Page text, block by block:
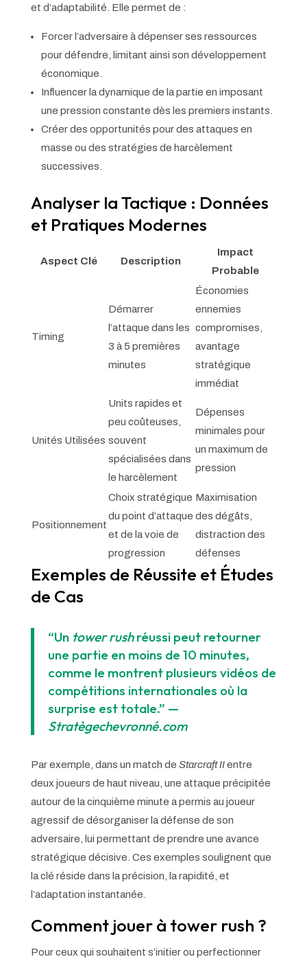
et d’adaptabilité. Elle permet de :
Forcer l’adversaire à dépenser ses ressources
pour défendre, limitant ainsi son développement
économique.
Influencer la dynamique de la partie en imposant
une pression constante dès les premiers instants.
Créer des opportunités pour des attaques en
masse ou des stratégies de harcèlement
successives.
Analyser la Tactique : Données
et Pratiques Modernes
Aspect Clé Description
Impact
Probable
Timing
Démarrer
l’attaque dans les
3 à 5 premières
minutes
Économies
ennemies
compromises,
avantage
stratégique
immédiat
Unités Utilisées
Units rapides et
peu coûteuses,
souvent
spécialisées dans
le harcèlement
Dépenses
minimales pour
un maximum de
pression
Positionnement
Choix stratégique
du point d’attaque
et de la voie de
progression
Maximisation
des dégâts,
distraction des
défenses
Exemples de Réussite et Études
de Cas
“Un tower rushréussi peut retourner
une partie en moins de 10 minutes,
comme le montrent plusieurs vidéos de
compétitions internationales où la
surprise est totale.” —
Stratègechevronné.com
Par exemple, dans un match de Starcraft IIentre
deux joueurs de haut niveau, une attaque précipitée
autour de la cinquième minute a permis au joueur
agressif de désorganiser la défense de son
adversaire, lui permettant de prendre une avance
stratégique décisive. Ces exemples soulignent que
la clé réside dans la précision, la rapidité, et
l’adaptation instantanée.
Comment jouer à tower rush ?
Pour ceux qui souhaitent s’initier ou perfectionner